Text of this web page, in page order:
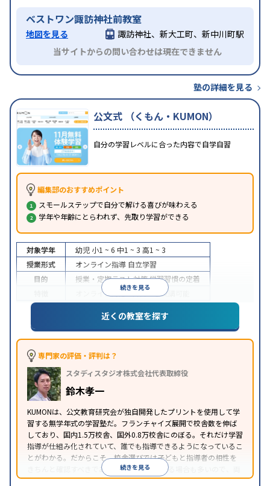
ベストワン諏訪神社前教室
地図を見る
諏訪神社、新大工町、新中川町駅
当サイトからの問い合わせは現在できません
塾の詳細を見る
公文式 （くもん・KUMON）
自分の学習レベルに合った内容で自学自習
編集部のおすすめポイント
スモールステップで自分で解ける喜びが味わえる
学年や年齢にとらわれず、先取り学習ができる
続きを見る
対象学年 幼児 小1 ~ 6 中1 ~ 3 高1 ~ 3
授業形式
オンライン指導 自立学習
目的
授業・定期テスト対策学習習慣の定着
オンライン対応1科目から受講可能
近くの教室を探す
専門家の評価・評判は？
スタディスタジオ株式会社代表取締役
鈴木孝一
KUMONは、公文教育研究会が独自開発したプリントを使用して学
習する無学年式の学習塾だ。フランチャイズ展開で校舎数を伸ば
しており、国内1.5万校舎、国外0.8万校舎にのぼる。それだけ学習
指導が仕組み化されていて、誰でも指導できるようになっているこ
とがわかる。だからこそ、校舎選びでは子どもと指導者の相性を
きちんと確認すべきである。近所に2校舎ある場合も多いので、両
方見学してみることをオススメする。
続きを見る